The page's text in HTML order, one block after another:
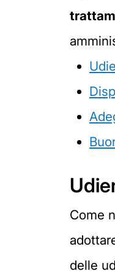
Come
delle